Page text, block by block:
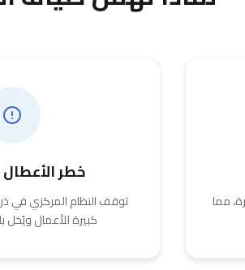
مما
خطر
توقف النظام المركزي في
كبيرة للأعمال ويُخل